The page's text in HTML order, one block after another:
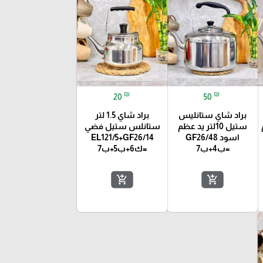
50 ₪
براد شاي ستانليس
ستيل 10لتر يد عظم
اسود GF26/48
=ب4+ب7
add_shopping_cart
20 ₪
براد شاي 1.5 لتر
ستانلس ستيل فضي
EL121/5+GF26/14
=ك6+ب5+ب7
add_shopping_cart